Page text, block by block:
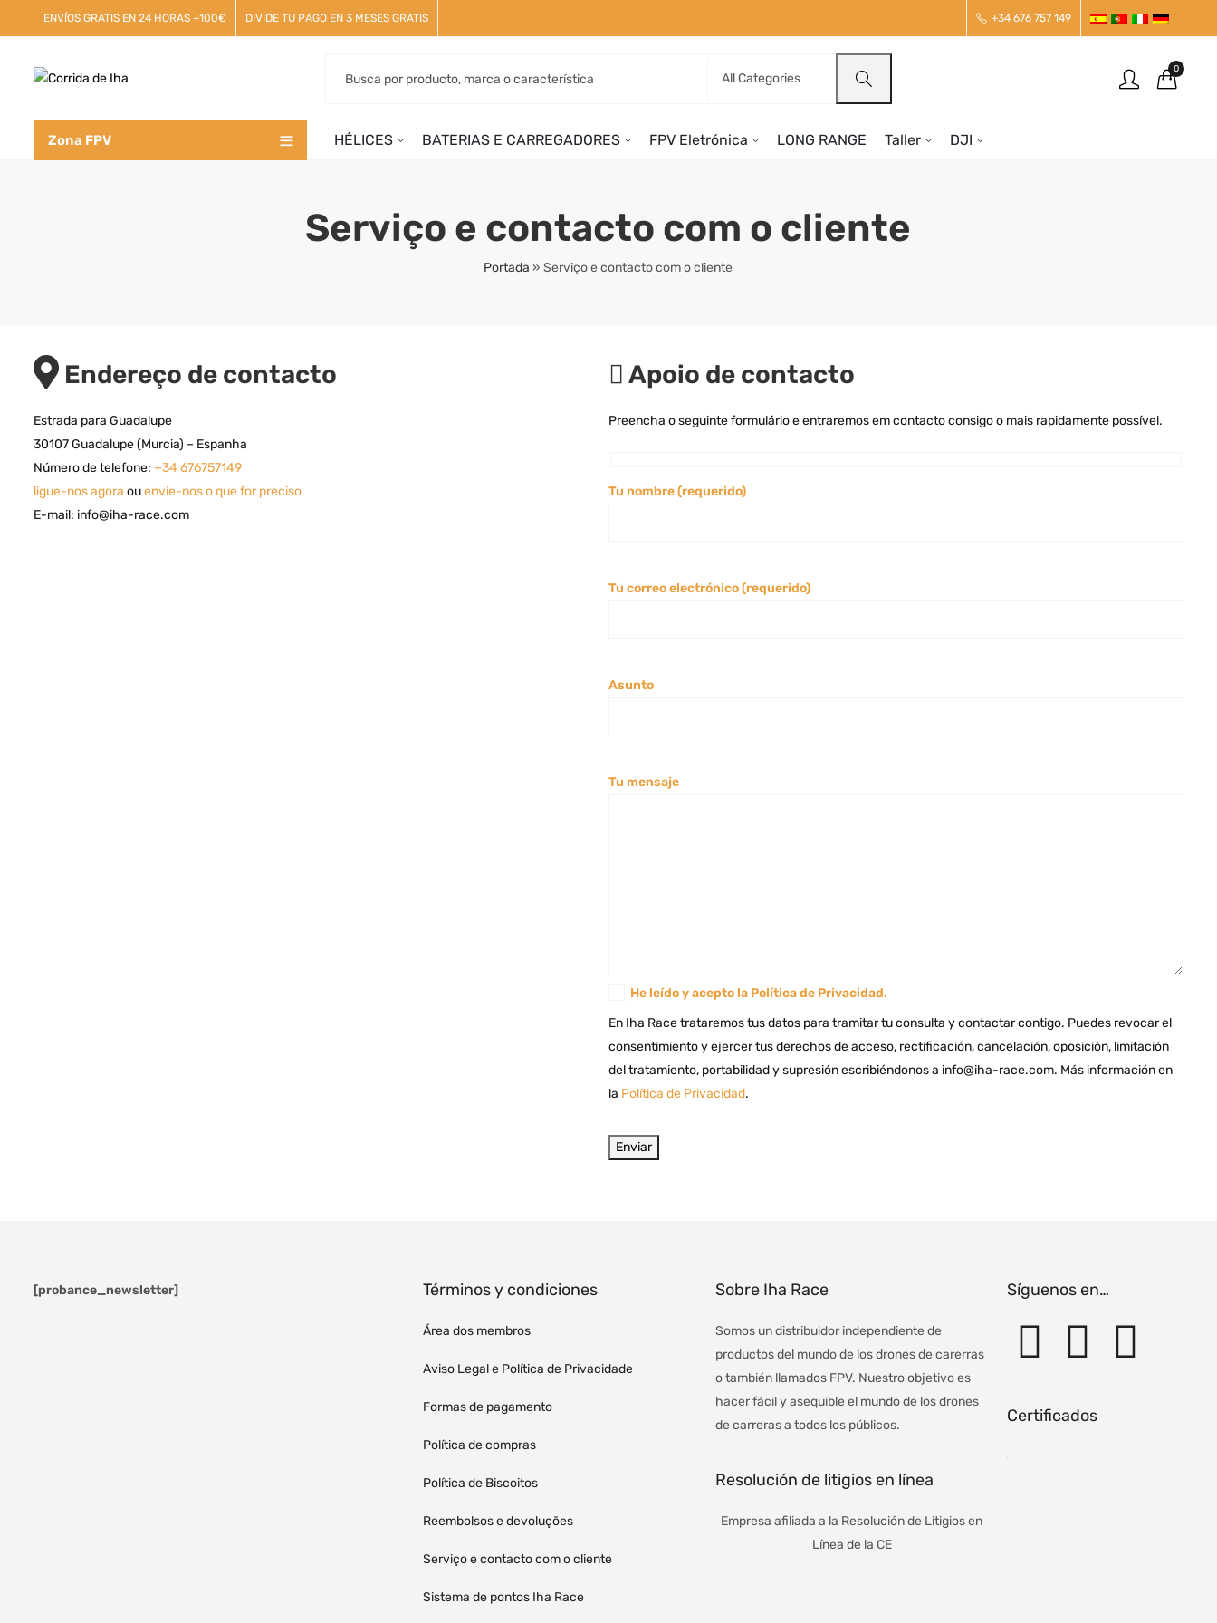
ENVÍOS GRATIS EN 24 HORAS +100€ DIVIDE TU PAGO EN 3 MESES GRATIS +34 676 757 149
0
Zona FPV HÉLICES BATERIAS E CARREGADORES FPV Eletrónica LONG RANGE Taller DJI
Serviço e contacto com o cliente
Portada »Serviço e contacto com o cliente
Endereço de contacto
Estrada para Guadalupe
30107 Guadalupe (Murcia) – Espanha
Número de telefone: +34 676757149
ligue-nos agora ouenvie-nos o que for preciso
E-mail: info@iha-race.com
Apoio de contacto
Preencha o seguinte formulário e entraremos em contacto consigo o mais rapidamente possível.
Tu nombre (requerido)
Tu correo electrónico (requerido)
Asunto
Tu mensaje
He leído y acepto la Política de Privacidad.
En Iha Race trataremos tus datos para tramitar tu consulta y contactar contigo. Puedes revocar el
consentimiento y ejercer tus derechos de acceso, rectificación, cancelación, oposición, limitación
del tratamiento, portabilidad y supresión escribiéndonos a info@iha-race.com. Más información en
la Política de Privacidad.
[probance_newsletter] Términos y condiciones
Área dos membros
Aviso Legal e Política de Privacidade
Formas de pagamento
Política de compras
Política de Biscoitos
Reembolsos e devoluções
Serviço e contacto com o cliente
Sistema de pontos Iha Race
Sobre Iha Race
Somos un distribuidor independiente de
productos del mundo de los drones de carerras
o también llamados FPV. Nuestro objetivo es
hacer fácil y asequible el mundo de los drones
de carreras a todos los públicos.
Resolución de litigios en línea
Empresa afiliada a la Resolución de Litigios en
Línea de la CE
Síguenos en…
Certificados